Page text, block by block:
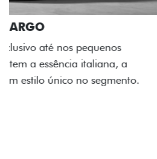
ACABAMENTO E DESIGN
A flag italiana e o novo logo
no interior do carro, que possui
impecável e detalhes